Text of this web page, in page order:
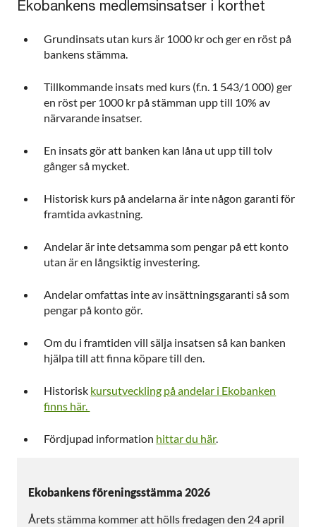
Ekobankens medlemsinsatser i korthet
Grundinsats utan kurs är 1000 kr och ger en röst på
bankens stämma.
Tillkommande insats med kurs (f.n. 1 543/1 000) ger
en röst per 1000 kr på stämman upp till 10% av
närvarande insatser.
En insats gör att banken kan låna ut upp till tolv
gånger så mycket.
Historisk kurs på andelarna är inte någon garanti för
framtida avkastning.
Andelar är inte detsamma som pengar på ett konto
utan är en långsiktig investering.
Andelar omfattas inte av insättningsgaranti så som
pengar på konto gör.
Om du i framtiden vill sälja insatsen så kan banken
hjälpa till att finna köpare till den.
Historisk kursutveckling på andelar i Ekobanken
finns här.
Fördjupad information hittar du här.
Ekobankens föreningsstämma 2026
Årets stämma kommer att hölls fredagen den 24 april